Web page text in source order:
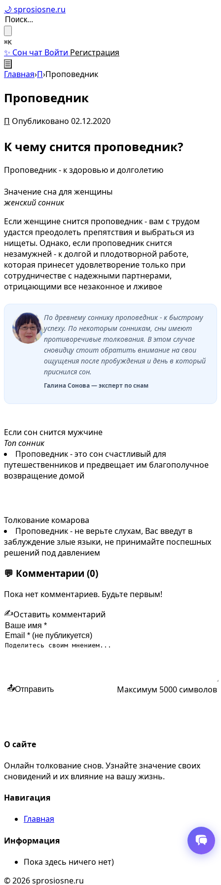
🌙 sprosiosne.ru
⌘K
✨ Сон чат Войти Регистрация
☰
Главная›П›Проповедник
Проповедник
П Опубликовано 02.12.2020
К чему снится проповедник?
Проповедник - к здоровью и долголетию
Значение сна для женщины
женский сонник
Если женщине снится проповедник - вам с трудом
удастся преодолеть препятствия и выбраться из
нищеты. Однако, если проповедник снится
незамужней - к долгой и плодотворной работе,
которая принесет удовлетворение только при
сотрудничестве с надежными партнерами,
отрицающими все незаконное и лживое
По древнему соннику проповедник - к быстрому
успеху. По некоторым сонникам, сны имеют
противоречивые толкования. В этом случае
сновидцу стоит обратить внимание на свои
ощущения после пробуждения и день в который
приснился сон.
Галина Сонова — эксперт по снам
Если сон снится мужчине
Топ сонник
Проповедник - это сон счастливый для
путешественников и предвещает им благополучное
возвращение домой
Толкование комарова
Проповедник - не верьте слухам, Вас введут в
заблуждение злые языки, не принимайте поспешных
решений под давлением
💬 Комментарии (0)
Пока нет комментариев. Будьте первым!
✍️Оставить комментарий
📤Отправить Максимум 5000 символов
О сайте
Онлайн толкование снов. Узнайте значение своих
сновидений и их влияние на вашу жизнь.
Навигация
Главная
Информация
Пока здесь ничего нет)
© 2026 sprosiosne.ru